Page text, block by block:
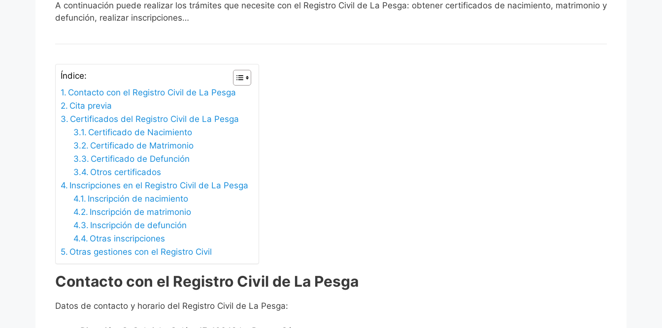
A continuación puede realizar los trámites que necesite con el Registro Civil de La Pesga: obtener certificados de nacimiento, matrimonio y
defunción, realizar inscripciones…
Índice:
Contacto con el Registro Civil de La Pesga
Cita previa
Certificados del Registro Civil de La Pesga
Certificado de Nacimiento
Certificado de Matrimonio
Certificado de Defunción
Otros certificados
Inscripciones en el Registro Civil de La Pesga
Inscripción de nacimiento
Inscripción de matrimonio
Inscripción de defunción
Otras inscripciones
Otras gestiones con el Registro Civil
Contacto con el Registro Civil de La Pesga
Datos de contacto y horario del Registro Civil de La Pesga: